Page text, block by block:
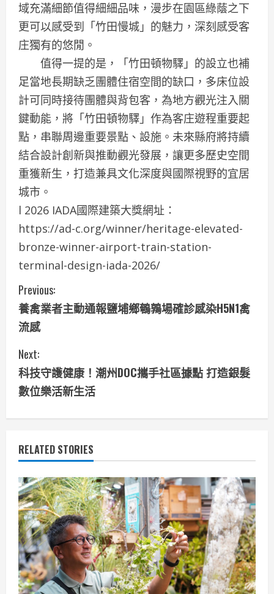
域充滿細節值得細細品味，漫步在園區綠蔭之下
更可以感受到「竹田慢城」的魅力，深刻感受客
庄獨有的悠閒。
值得一提的是，「竹田頓物驛」的設立也補
足當地長期缺乏團體住宿空間的缺口，多床位設
計可同時接待團體與背包客，為地方觀光注入關
鍵動能，將「竹田頓物驛」作為客庄遊程重要起
點，串聯周邊重要景點、設施。未來縣府將持續
結合設計創新與推動觀光發展，讓更多歷史空間
重獲新生，打造兼具文化深度與國際視野的宜居
城市。
l 2026 IADA國際建築大獎網址：
https://ad-c.org/winner/heritage-elevated-
bronze-winner-airport-train-station-
terminal-design-iada-2026/
C
o
n
t
i
n
u
e
R
e
a
d
Previous:
養禽業者主動通報鹽埔鄉鵪鶉場確診感染H5N1禽
流感
Next:
科技守護健康！潮州DOC攜手社區據點 打造銀髮
數位樂活新生活
RELATED STORIES